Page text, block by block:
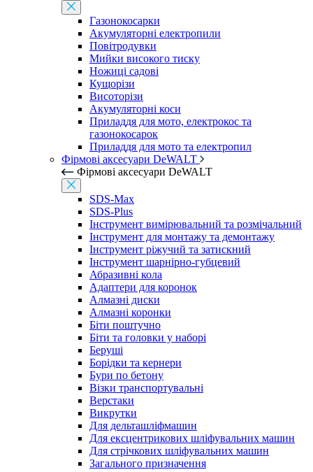
Газонокосарки
Акумуляторні електропили
Повітродувки
Мийки високого тиску
Ножиці садові
Кущорізи
Висоторізи
Акумуляторні коси
Приладдя для мото, електрокос та
газонокосарок
Приладдя для мото та електропил
Фірмові аксесуари DeWALT
Фірмові аксесуари DeWALT
SDS-Max
SDS-Plus
Інструмент вимірювальний та розмічальний
Інструмент для монтажу та демонтажу
Інструмент ріжучий та затискний
Інструмент шарнірно-губцевий
Абразивні кола
Адаптери для коронок
Алмазні диски
Алмазні коронки
Біти поштучно
Біти та головки у наборі
Беруші
Борідки та кернери
Бури по бетону
Візки транспортувальні
Верстаки
Викрутки
Для дельташліфмашин
Для ексцентрикових шліфувальних машин
Для стрічкових шліфувальних машин
Загального призначення